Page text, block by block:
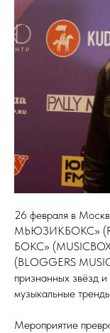
26 февраля в
МЬЮЗИКБОКС»
БОКС»
(BLOGGERS
признанных звёзд
музыкальные
Мероприятие